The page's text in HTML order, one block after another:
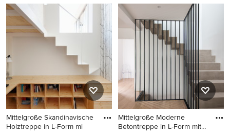
Mittelgroßes Modernes
Treppengeländer Holz in L-
Form mit gebeizten Holz-
Treppenstufen und Holz-
Setzstufen in Yokohama
Kleines Modernes
Treppengeländer Glas in L-
Form mit Kalk-Treppenstufen
und Kalk-Setzstufen in Bari
Mittelgroße Skandinavische
Holztreppe in L-Form mi
Mittelgroße Moderne
Betontreppe in L-Form mit